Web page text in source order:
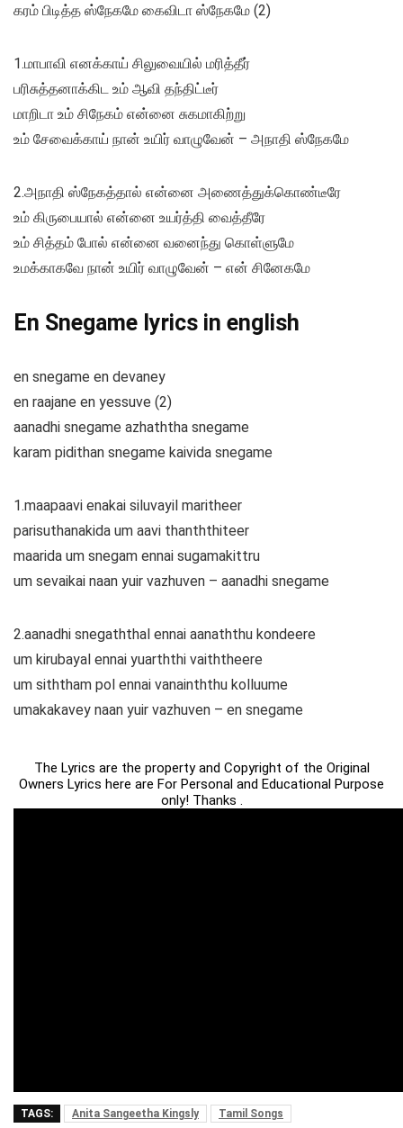
கரம் பிடித்த ஸ்நேகமே கைவிடா ஸ்நேகமே (2)
1.மாபாவி எனக்காய் சிலுவையில் மரித்தீர்
பரிசுத்தனாக்கிட உம் ஆவி தந்திட்டீர்
மாறிடா உம் சிநேகம் என்னை சுகமாகிற்று
உம் சேவைக்காய் நான் உயிர் வாழுவேன் – அநாதி ஸ்நேகமே
2.அநாதி ஸ்நேகத்தால் என்னை அணைத்துக்கொண்டீரே
உம் கிருபையால் என்னை உயர்த்தி வைத்தீரே
உம் சித்தம் போல் என்னை வனைந்து கொள்ளுமே
உமக்காகவே நான் உயிர் வாழுவேன் – என் சினேகமே
En Snegame lyrics in english
en snegame en devaney
en raajane en yessuve (2)
aanadhi snegame azhaththa snegame
karam pidithan snegame kaivida snegame
1.maapaavi enakai siluvayil maritheer
parisuthanakida um aavi thanththiteer
maarida um snegam ennai sugamakittru
um sevaikai naan yuir vazhuven – aanadhi snegame
2.aanadhi snegaththal ennai aanaththu kondeere
um kirubayal ennai yuarththi vaiththeere
um siththam pol ennai vanainththu kolluume
umakakavey naan yuir vazhuven – en snegame
The Lyrics are the property and Copyright of the Original
Owners Lyrics here are For Personal and Educational Purpose
only! Thanks .
TAGS: Anita Sangeetha Kingsly Tamil Songs